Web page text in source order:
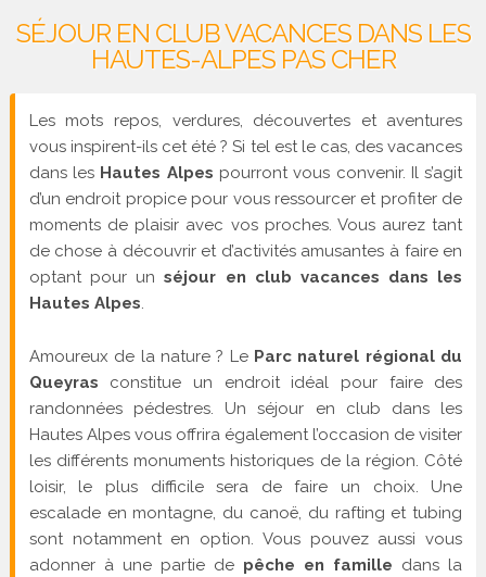
SÉJOUR EN CLUB VACANCES DANS LES
HAUTES-ALPES PAS CHER
Les mots repos, verdures, découvertes et aventures
vous inspirent-ils cet été ? Si tel est le cas, des vacances
dans les Hautes Alpes pourront vous convenir. Il s’agit
d’un endroit propice pour vous ressourcer et profiter de
moments de plaisir avec vos proches. Vous aurez tant
de chose à découvrir et d’activités amusantes à faire en
optant pour unséjour en club vacances dans les
Hautes Alpes.
Amoureux de la nature ? Le Parc naturel régional du
Queyras constitue un endroit idéal pour faire des
randonnées pédestres. Un séjour en club dans les
Hautes Alpes vous offrira également l’occasion de visiter
les différents monuments historiques de la région. Côté
loisir, le plus difficile sera de faire un choix. Une
escalade en montagne, du canoë, du rafting et tubing
sont notamment en option. Vous pouvez aussi vous
adonner à une partie de pêche en famille dans la